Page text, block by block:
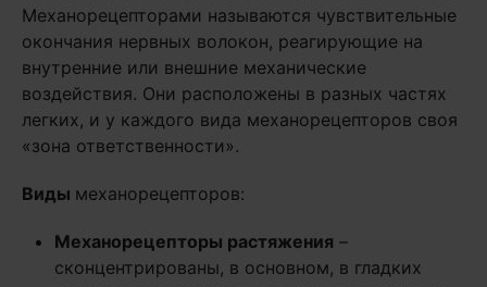
Механорецепторами называются чувствительные
окончания нервных волокон, реагирующие на
внутренние или внешние механические
воздействия. Они расположены в разных частях
легких, и у каждого вида механорецепторов своя
«зона ответственности».
Виды механорецепторов:
Механорецепторы растяжения –
сконцентрированы, в основном, в гладких